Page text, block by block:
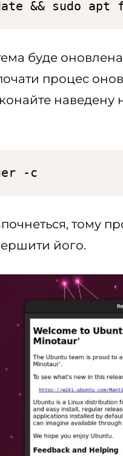
&& sudo apt
буде
процес
наведену
-c
тому
його.